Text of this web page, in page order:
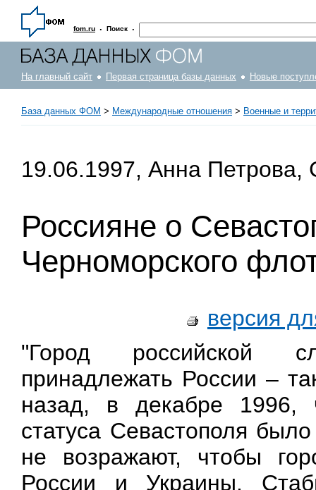
fom.ru · Поиск ·
На главный сайт Первая страница базы данных Новые
База данных ФОМ > Международные отношения > Военные и
19.06.1997, Анна Петрова,
Россияне о
Черноморского
версия
"Город российской
принадлежать России –
назад, в декабре 1996,
статуса Севастополя
не возражают, чтобы
России и Украины.